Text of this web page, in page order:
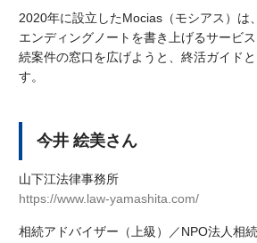
2020年に設立したMocias（モシアス）は
エンディングノートを書き上げるサービ
続案件の窓口を広げようと、終活ガイド
す。
今井 絵美さん
山下江法律事務所
https://www.law-yamashita.com/
相続アドバイザー（上級）／NPO法人相